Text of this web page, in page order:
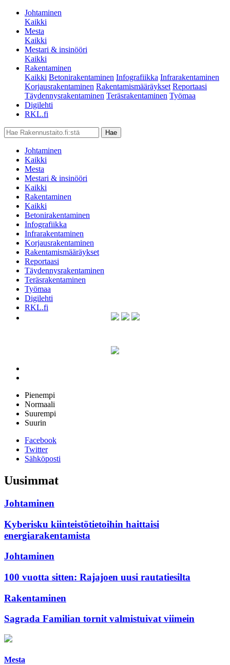
Johtaminen
Kaikki
Mesta
Kaikki
Mestari & insinööri
Kaikki
Rakentaminen
Kaikki Betonirakentaminen Infografiikka Infrarakentaminen
Korjausrakentaminen Rakentamismääräykset Reportaasi
Täydennysrakentaminen Teräsrakentaminen Työmaa
Digilehti
RKL.fi
Johtaminen
Kaikki
Mesta
Mestari & insinööri
Kaikki
Rakentaminen
Kaikki
Betonirakentaminen
Infografiikka
Infrarakentaminen
Korjausrakentaminen
Rakentamismääräykset
Reportaasi
Täydennysrakentaminen
Teräsrakentaminen
Työmaa
Digilehti
RKL.fi
Pienempi
Normaali
Suurempi
Suurin
Facebook
Twitter
Sähköposti
Uusimmat
Johtaminen
Kyberisku kiinteistötietoihin haittaisi
energiarakentamista
Johtaminen
100 vuotta sitten: Rajajoen uusi rautatiesilta
Rakentaminen
Sagrada Familian tornit valmistuivat viimein
Mesta